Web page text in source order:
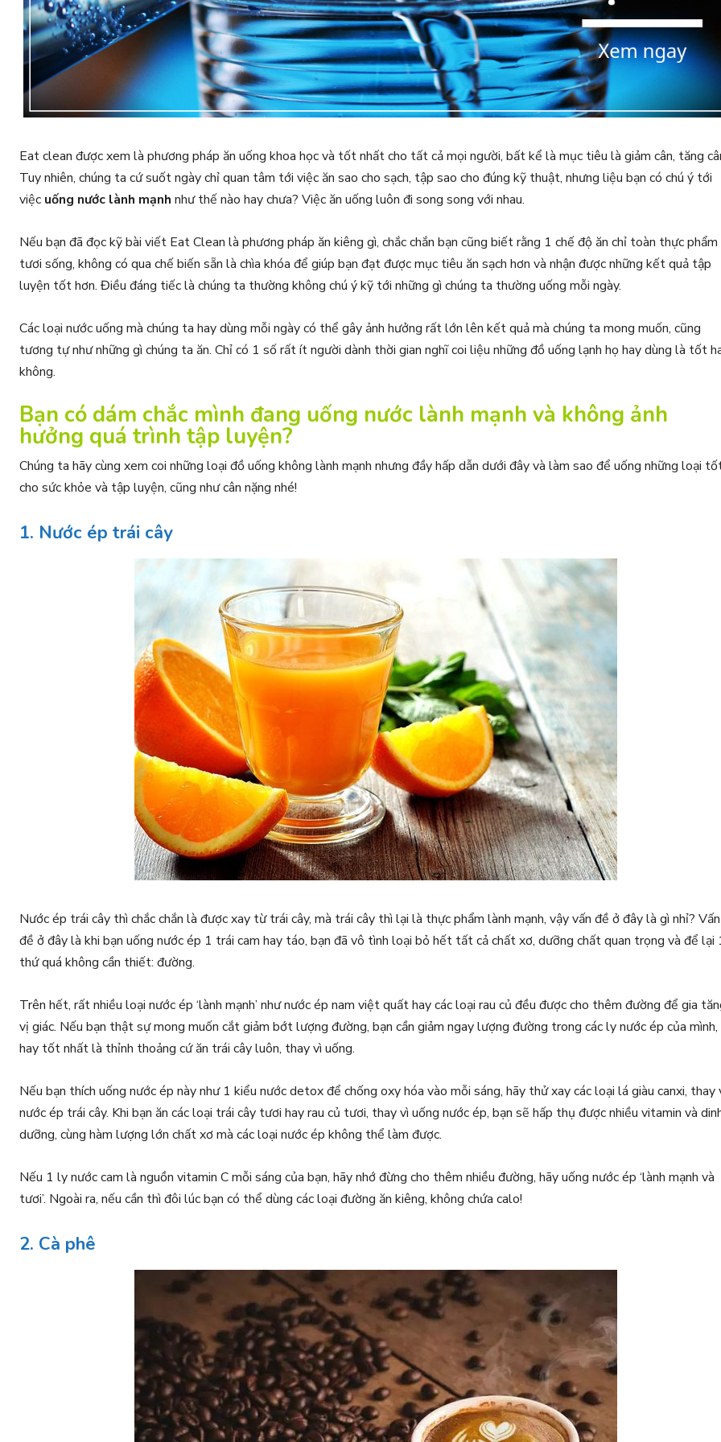
Eat clean được xem là phương pháp ăn uống khoa học và tốt nhất cho tất cả mọi người, bất kể là mục tiêu là giảm cân, tăng
Tuy nhiên, chúng ta cứ suốt ngày chỉ quan tâm tới việc ăn sao cho sạch, tập sao cho đúng kỹ thuật, nhưng liệu bạn có chú ý tới
việc uống nước lành mạnh như thế nào hay chưa? Việc ăn uống luôn đi song song với nhau.
Nếu bạn đã đọc kỹ bài viết Eat Clean là phương pháp ăn kiêng gì, chắc chắn bạn cũng biết rằng 1 chế độ ăn chỉ toàn thực phẩm
tươi sống, không có qua chế biến sẵn là chìa khóa để giúp bạn đạt được mục tiêu ăn sạch hơn và nhận được những kết quả tập
luyện tốt hơn. Điều đáng tiếc là chúng ta thường không chú ý kỹ tới những gì chúng ta thường uống mỗi ngày.
Các loại nước uống mà chúng ta hay dùng mỗi ngày có thể gây ảnh hưởng rất lớn lên kết quả mà chúng ta mong muốn, cũng
tương tự như những gì chúng ta ăn. Chỉ có 1 số rất ít người dành thời gian nghĩ coi liệu những đồ uống lạnh họ hay dùng là tốt
không.
Bạn có dám chắc mình đang uống nước lành mạnh và không ảnh
hưởng quá trình tập luyện?
Chúng ta hãy cùng xem coi những loại đồ uống không lành mạnh nhưng đầy hấp dẫn dưới đây và làm sao để uống những loại
cho sức khỏe và tập luyện, cũng như cân nặng nhé!
1. Nước ép trái cây
Nước ép trái cây thì chắc chắn là được xay từ trái cây, mà trái cây thì lại là thực phẩm lành mạnh, vậy vấn đề ở đây là gì nhỉ? Vấn
đề ở đây là khi bạn uống nước ép 1 trái cam hay táo, bạn đã vô tình loại bỏ hết tất cả chất xơ, dưỡng chất quan trọng và để lại
thứ quá không cần thiết: đường.
Trên hết, rất nhiều loại nước ép ‘lành mạnh’ như nước ép nam việt quất hay các loại rau củ đều được cho thêm đường để gia
vị giác. Nếu bạn thật sự mong muốn cắt giảm bớt lượng đường, bạn cần giảm ngay lượng đường trong các ly nước ép của mình,
hay tốt nhất là thỉnh thoảng cứ ăn trái cây luôn, thay vì uống.
Nếu bạn thích uống nước ép này như 1 kiểu nước detox để chống oxy hóa vào mỗi sáng, hãy thử xay các loại lá giàu canxi, thay
nước ép trái cây. Khi bạn ăn các loại trái cây tươi hay rau củ tươi, thay vì uống nước ép, bạn sẽ hấp thụ được nhiều vitamin và
dưỡng, cùng hàm lượng lớn chất xơ mà các loại nước ép không thể làm được.
Nếu 1 ly nước cam là nguồn vitamin C mỗi sáng của bạn, hãy nhớ đừng cho thêm nhiều đường, hãy uống nước ép ‘lành mạnh và
tươi’. Ngoài ra, nếu cần thì đôi lúc bạn có thể dùng các loại đường ăn kiêng, không chứa calo!
2. Cà phê